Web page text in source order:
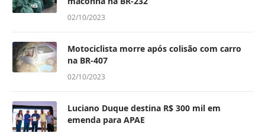
02/10/2023
Motociclista morre após colisão com carro
na BR-407
02/10/2023
Luciano Duque destina R$ 300 mil em
emenda para APAE